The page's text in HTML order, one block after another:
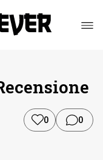
0 0